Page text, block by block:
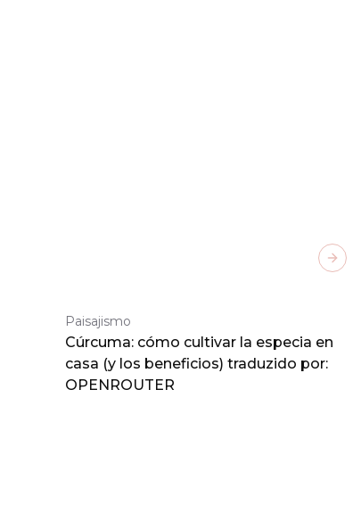
Paisajismo
Cúrcuma: cómo cultivar la especia en
casa (y los beneficios) traduzido por:
OPENROUTER